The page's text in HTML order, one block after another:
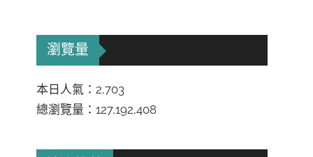
瀏覽量
本日人氣：2,703
總瀏覽量：127,192,408